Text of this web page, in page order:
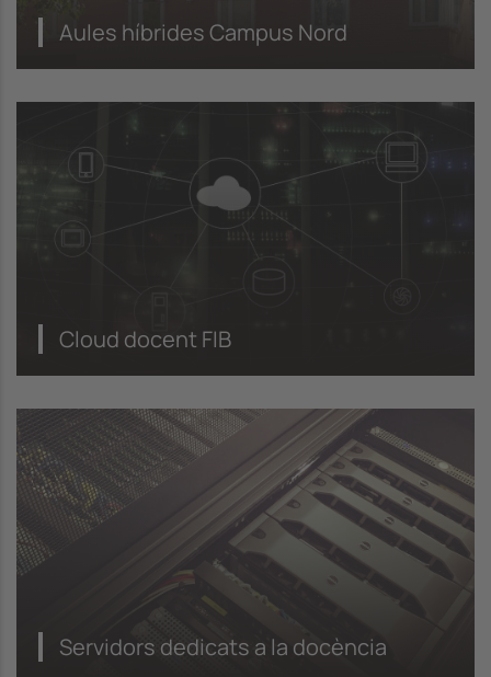
Aules híbrides Campus Nord
Cloud docent FIB
Servidors dedicats a la docència